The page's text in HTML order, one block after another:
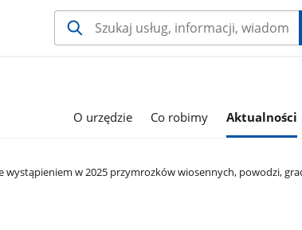
O urzędzie Co robimy Aktualności
w 2025 przymrozków wiosennych, powodzi,